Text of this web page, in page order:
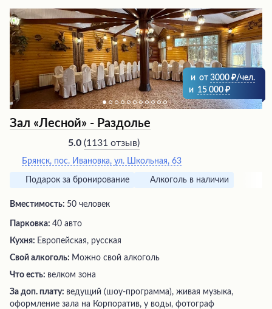
впечатления от посещения. Стоимость услуг считается
вполне приемлемой для такого высокого уровня
сервиса.
и от 3000
/чел.
и 15 000
Зал «Лесной» - Раздолье
5.0 (1131 отзыв)
Брянск, пос. Ивановка, ул. Школьная, 63
Подарок за бронирование Алкоголь в наличии
Вместимость: 50 человек
Парковка: 40 авто
Кухня: Европейская, русская
Свой алкоголь: Можно свой алкоголь
Что есть: велком зона
За доп. плату: ведущий (шоу-программа), живая музыка,
оформление зала на Корпоратив, у воды, фотограф